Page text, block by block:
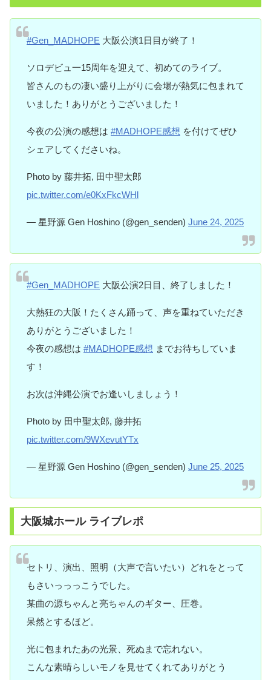
#Gen_MADHOPE 大阪公演1日目が終了！
ソロデビュ一15周年を迎えて、初めてのライブ。
皆さんのもの凄い盛り上がりに会場が熱気に包まれて
いました！ありがとうございました！
今夜の公演の感想は #MADHOPE感想 を付けてぜひ
シェアしてくださいね。
Photo by 藤井拓, 田中聖太郎
pic.twitter.com/e0KxFkcWHl
— 星野源 Gen Hoshino (@gen_senden) June 24, 2025
#Gen_MADHOPE 大阪公演2日目、終了しました！
大熱狂の大阪！たくさん踊って、声を重ねていただき
ありがとうございました！
今夜の感想は #MADHOPE感想 までお待ちしていま
す！
お次は沖縄公演でお逢いしましょう！
Photo by 田中聖太郎, 藤井拓
pic.twitter.com/9WXevutYTx
— 星野源 Gen Hoshino (@gen_senden) June 25, 2025
大阪城ホール ライブレポ
セトリ、演出、照明（大声で言いたい）どれをとって
もさいっっっこうでした。
某曲の源ちゃんと亮ちゃんのギター、圧巻。
呆然とするほど。
光に包まれたあの光景、死ぬまで忘れない。
こんな素晴らしいモノを見せてくれてありがとう